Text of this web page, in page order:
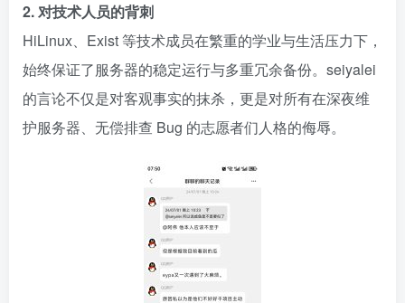
2. 对技术人员的背刺
HiLinux、Exist 等技术成员在繁重的学业与生活压力下，
始终保证了服务器的稳定运行与多重冗余备份。seiyalei
的言论不仅是对客观事实的抹杀，更是对所有在深夜维
护服务器、无偿排查 Bug 的志愿者们人格的侮辱。